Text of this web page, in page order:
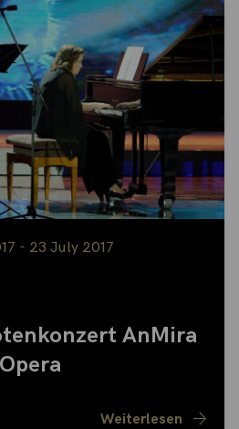
- 23 July 2017
AnMira
Weiterlesen